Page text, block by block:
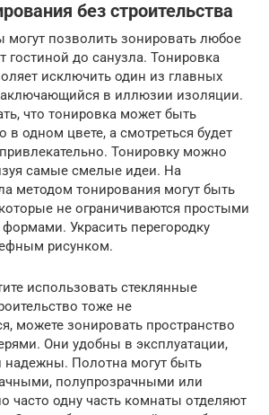
без строительства
могут позволить зонировать любое
гостиной до санузла. Тонировка
исключить один из главных
в иллюзии изоляции.
что тонировка может быть
в одном цвете, а смотреться будет
Тонировку можно
самые смелые идеи. На
методом тонирования могут быть
не ограничиваются простыми
Украсить перегородку
рисунком.
использовать стеклянные
тоже не
можете зонировать пространство
Они удобны в эксплуатации,
Полотна могут быть
полупрозрачными или
часто одну часть комнаты отделяют